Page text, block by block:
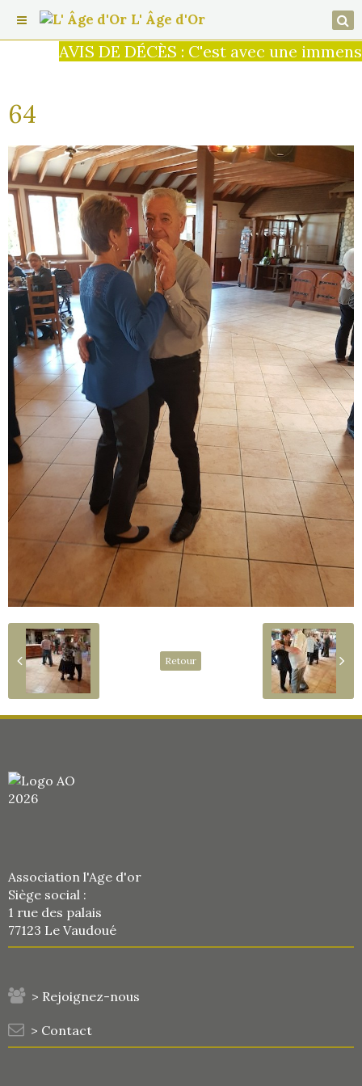
AVIS DE DÉCÈS : C'est avec une
L' Âge d'Or
64
Retour
Association l'Age d'or
Siège social :
1 rue des palais
77123 Le Vaudoué
> Rejoignez-nous
> Contact